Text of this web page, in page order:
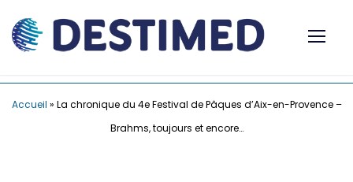
Accueil » La chronique du 4e Festival de Pâques d’Aix-en-Provence –
Brahms, toujours et encore…